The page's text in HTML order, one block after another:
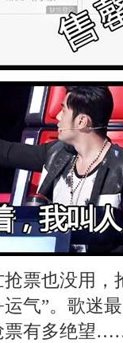
也没用，
气”。歌迷
票有多绝望